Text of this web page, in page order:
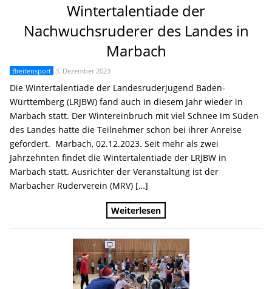
Wintertalentiade der
Nachwuchsruderer des Landes in
Marbach
Breitensport 3. Dezember 2023
Die Wintertalentiade der Landesruderjugend Baden-
Württemberg (LRJBW) fand auch in diesem Jahr wieder in
Marbach statt. Der Wintereinbruch mit viel Schnee im Süden
des Landes hatte die Teilnehmer schon bei ihrer Anreise
gefordert. Marbach, 02.12.2023. Seit mehr als zwei
Jahrzehnten findet die Wintertalentiade der LRJBW in
Marbach statt. Ausrichter der Veranstaltung ist der
Marbacher Ruderverein (MRV) […]
Weiterlesen